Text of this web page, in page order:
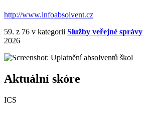
http://www.infoabsolvent.cz
59. z 76 v kategorii Služby veřejné správy
2026
Aktuální skóre
ICS